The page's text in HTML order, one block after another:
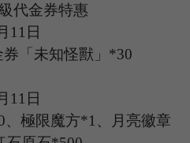
代金券特惠
11 日
「未知怪獸」 *30
11 日
、極限魔方*1、月亮徽章